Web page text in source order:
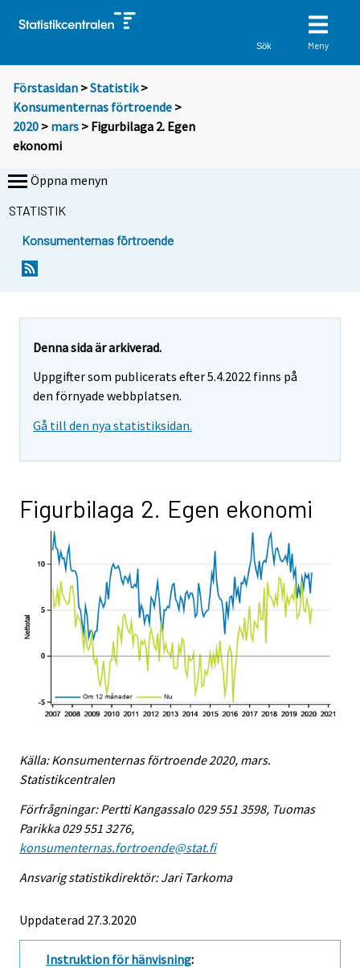
Sök Meny
Förstasidan >Statistik >
Konsumenternas förtroende >
2020 > mars > Figurbilaga 2. Egen
ekonomi
Öppna menyn
STATISTIK
Konsumenternas förtroende
Denna sida är arkiverad.
Uppgifter som publicerats efter 5.4.2022 finns på
den förnyade webbplatsen.
Gå till den nya statistiksidan.
Figurbilaga 2. Egen ekonomi
Källa: Konsumenternas förtroende 2020, mars.
Statistikcentralen
Förfrågningar: Pertti Kangassalo 029 551 3598, Tuomas
Parikka 029 551 3276,
konsumenternas.fortroende@stat.fi
Ansvarig statistikdirektör: Jari Tarkoma
Uppdaterad 27.3.2020
Instruktion för hänvisning: